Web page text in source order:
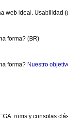
web ideal. Usabilidad
forma? (BR)
forma? Nuestro
roms y consolas